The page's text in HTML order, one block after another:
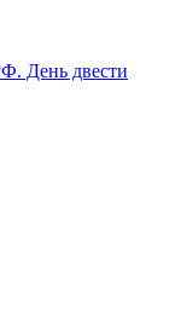
День двести